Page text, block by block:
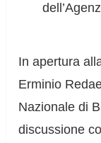
In apertura
Erminio
Nazionale di
discussione